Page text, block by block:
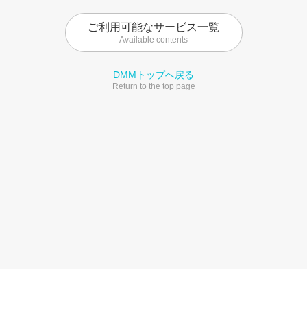
ご利用可能なサービス一覧
Available contents
DMMトップへ戻る
Return to the top page